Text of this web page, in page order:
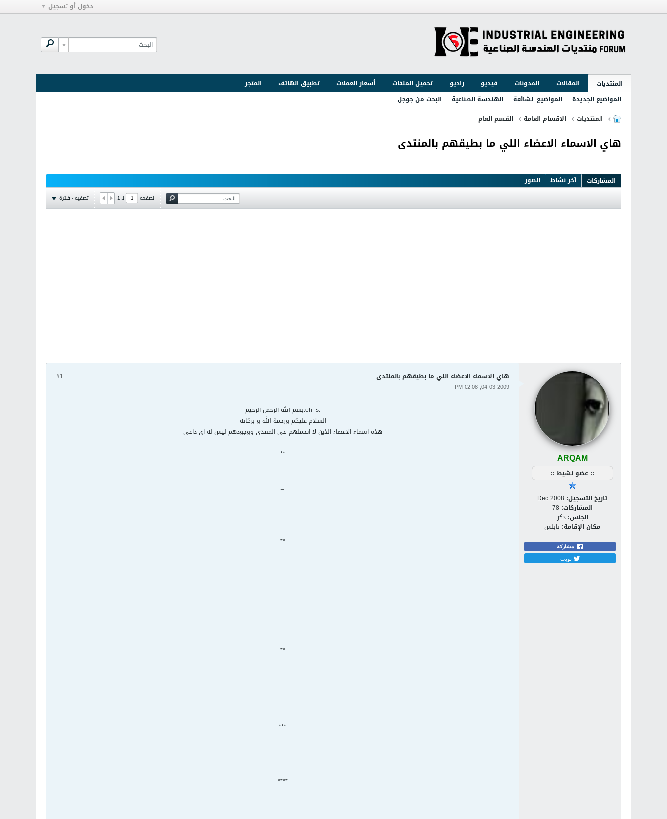
دخول أو تسجيل
المنتديات المقالات المدونات فيديو راديو تحميل الملفات أسعار العملات تطبيق الهاتف
المتجر
المواضيع الجديدة
المواضيع الشائعة الهندسة الصناعية
البحث من جوجل
المنتديات
الاقسام العامة القسم العام
هاي الاسماء الاعضاء اللي ما بطيقهم بالمنتدى
المشاركات آخر نشاط الصور
الصفحة لـ1 تصفية - فلترة
ARQAM
:: عضو نشيط ::
تاريخ التسجيل: Dec 2008
المشاركات: 78
الجنس: ذكر
مكان الإقامة: نابلس
مشاركة
تويت
#1 هاي الاسماء الاعضاء اللي ما بطيقهم بالمنتدى
04-03-2009, 02:08 PM
:eh_s:بسم الله الرحمن الرحيم
السلام عليكم ورحمة الله و بركاته
هذه اسماء الاعضاء الذين لا اتحملهم فى المنتدى ووجودهم ليس له اى داعى
**
**
**
***
****